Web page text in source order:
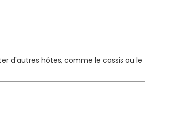
d'autres hôtes, comme le cassis ou le